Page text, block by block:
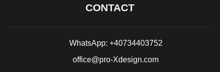
CONTACT
WhatsApp: +40734403752
office@pro-Xdesign.com